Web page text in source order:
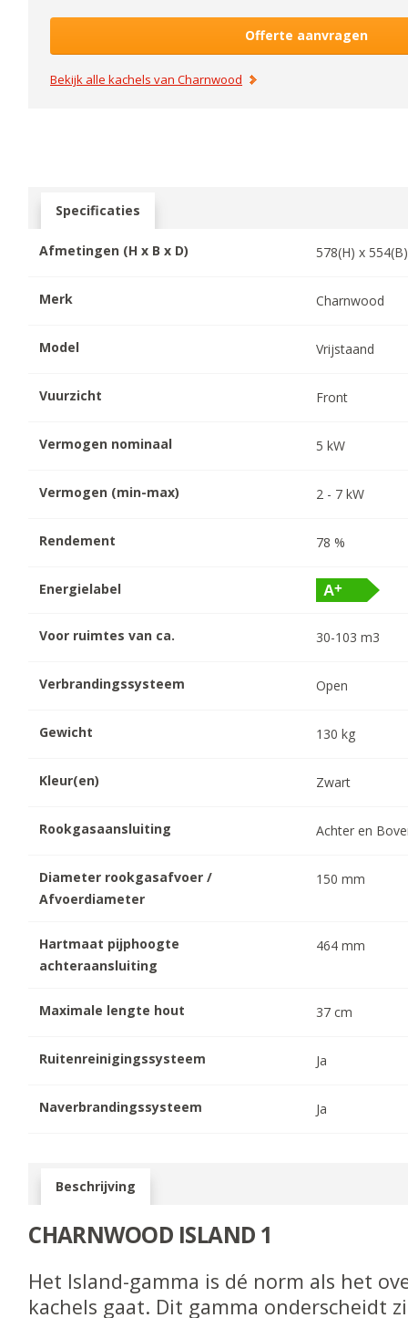
Offerte aanvragen
Bekijk alle kachels vanCharnwood
Specificaties
Afmetingen (H x B x D) 578(H) x 554
Merk Charnwood
Model Vrijstaand
Vuurzicht Front
Vermogen nominaal 5 kW
Vermogen (min-max) 2 - 7 kW
Rendement 78 %
Energielabel
Voor ruimtes van ca. 30-103 m3
Verbrandingssysteem Open
Gewicht 130 kg
Kleur(en) Zwart
Rookgasaansluiting Achter en
Diameter rookgasafvoer /
Afvoerdiameter
150 mm
Hartmaat pijphoogte
achteraansluiting
464 mm
Maximale lengte hout 37 cm
Ruitenreinigingssysteem Ja
Naverbrandingssysteem Ja
Beschrijving
CHARNWOOD ISLAND 1
Het Island-gamma is dé norm als het
kachels gaat. Dit gamma onderscheidt